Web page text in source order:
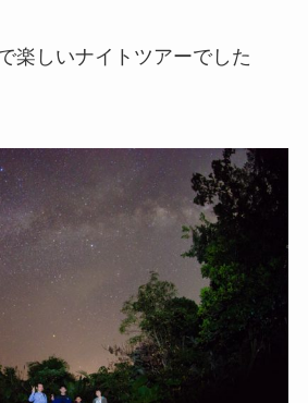
楽しいナイトツアーでした